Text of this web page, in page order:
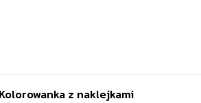
z naklejkami